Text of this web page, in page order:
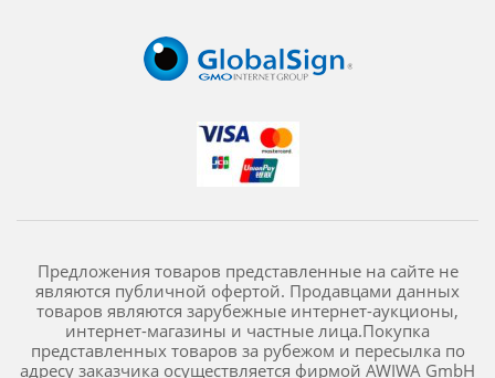
Предложения товаров представленные на сайте не
являются публичной офертой. Продавцами данных
товаров являются зарубежные интернет-аукционы,
интернет-магазины и частные лица.Покупка
представленных товаров за рубежом и пересылка по
адресу заказчика осуществляется фирмой AWIWA GmbH